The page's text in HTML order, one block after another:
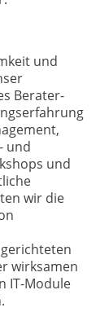
und
Berater-
und
und
wir die
wirksamen
IT-Module